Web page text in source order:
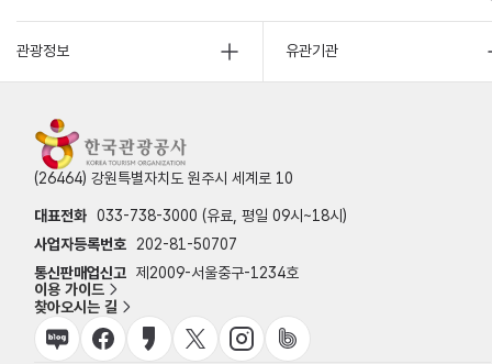
관광정보 유관기관
(26464) 강원특별자치도 원주시 세계로 10
대표전화 033-738-3000 (유료, 평일 09시~18시)
사업자등록번호
202-81-50707
통신판매업신고 제2009-서울중구-1234호
이용 가이드
찾아오시는 길